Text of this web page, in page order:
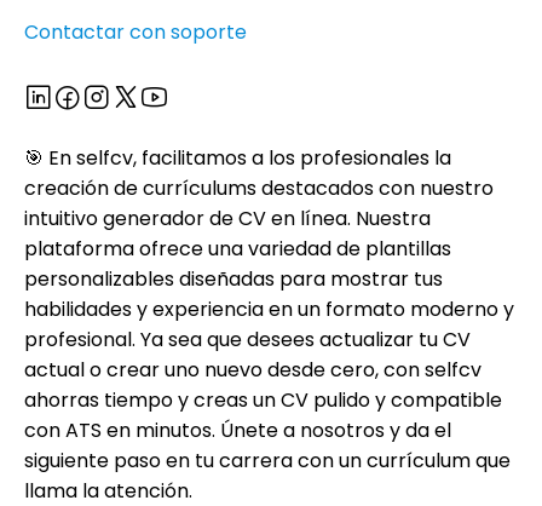
Contactar con soporte
🎯 En selfcv, facilitamos a los profesionales la
creación de currículums destacados con nuestro
intuitivo generador de CV en línea. Nuestra
plataforma ofrece una variedad de plantillas
personalizables diseñadas para mostrar tus
habilidades y experiencia en un formato moderno y
profesional. Ya sea que desees actualizar tu CV
actual o crear uno nuevo desde cero, con selfcv
ahorras tiempo y creas un CV pulido y compatible
con ATS en minutos. Únete a nosotros y da el
siguiente paso en tu carrera con un currículum que
llama la atención.